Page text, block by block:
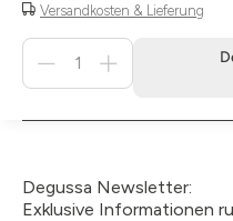
Versandkosten & Lieferung
Derzeit
verfügbar
Degussa Newsletter:
Exklusive Informationen